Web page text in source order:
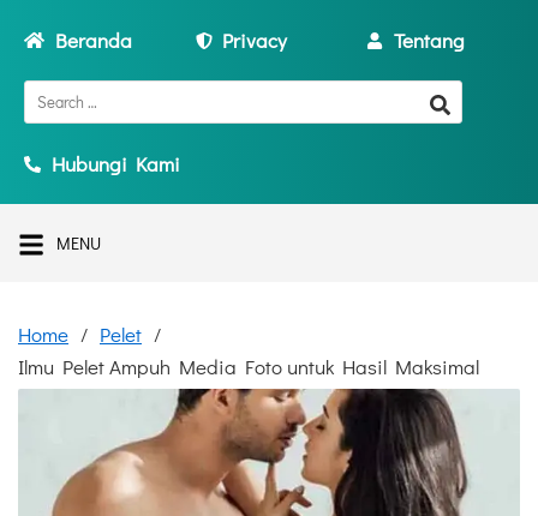
Beranda Privacy Tentang
Hubungi Kami
MENU
Home
Pelet
Ilmu Pelet Ampuh Media Foto untuk Hasil Maksimal